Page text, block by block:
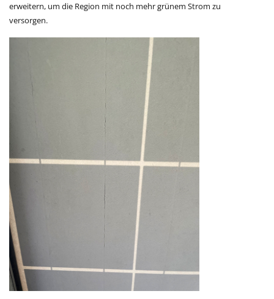
erweitern, um die Region mit noch mehr grünem Strom zu
versorgen.